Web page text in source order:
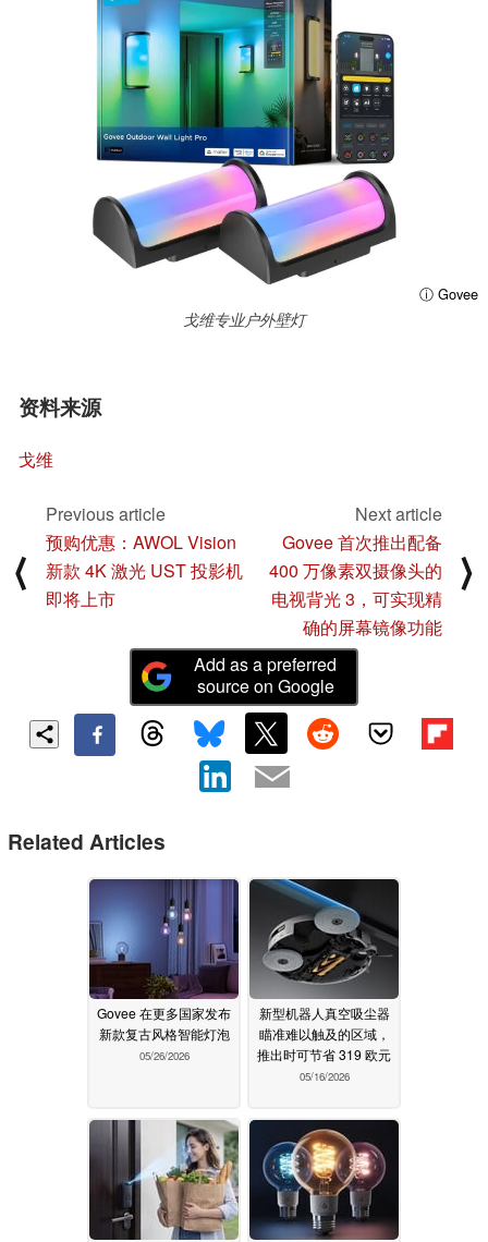
ⓘ Govee
戈维专业户外壁灯
资料来源
戈维
⟨
Previous article
预购优惠：AWOL Vision
新款 4K 激光 UST 投影机
即将上市
Next article
Govee 首次推出配备
400 万像素双摄像头的
电视背光 3，可实现精
确的屏幕镜像功能
⟩
Add as a preferred
source on Google
Related Articles
Govee 在更多国家发布
新款复古风格智能灯泡
05/26/2026
新型机器人真空吸尘器
瞄准难以触及的区域，
推出时可节省 319 欧元
05/16/2026